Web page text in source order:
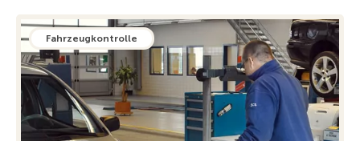
Fahrzeugkontrolle